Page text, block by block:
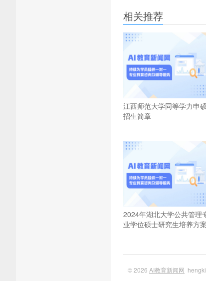
相关推荐
江西师范大学同等学力申
招生简章
2024年湖北大学公共管理
业学位硕士研究生培养方案
© 2026 AI教育新闻网